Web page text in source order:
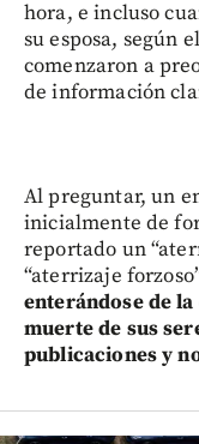
hora, e incluso
su esposa, según
comenzaron a
de información
Al preguntar, un
inicialmente de
reportado un
“aterrizaje
enterándose de
muerte de sus
publicaciones y